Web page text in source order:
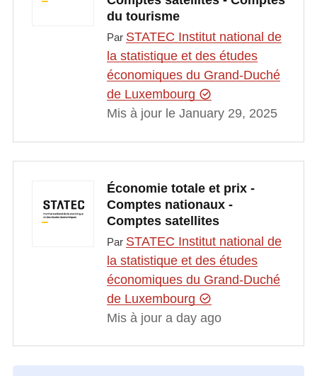
du tourisme
Par STATEC Institut national de
la statistique et des études
économiques du Grand-Duché
de Luxembourg
Mis à jour le January 29, 2025
Économie totale et prix -
Comptes nationaux -
Comptes satellites
Par STATEC Institut national de
la statistique et des études
économiques du Grand-Duché
de Luxembourg
Mis à jour a day ago